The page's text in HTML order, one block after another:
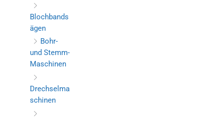
Blochbands
ägen
Bohr-
und Stemm-
Maschinen
Drechselma
schinen